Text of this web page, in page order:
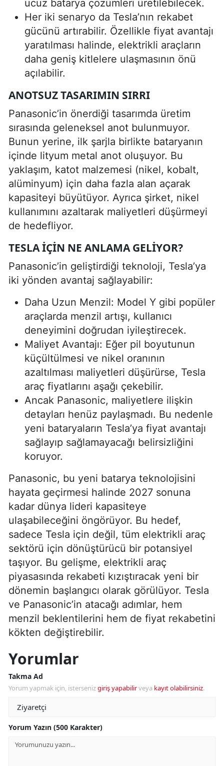
ucuz batarya çözümleri üretilebilecek.
Her iki senaryo da Tesla’nın rekabet
gücünü artırabilir. Özellikle fiyat avantajı
yaratılması halinde, elektrikli araçların
daha geniş kitlelere ulaşmasının önü
açılabilir.
ANOTSUZ TASARIMIN SIRRI
Panasonic’in önerdiği tasarımda üretim
sırasında geleneksel anot bulunmuyor.
Bunun yerine, ilk şarjla birlikte bataryanın
içinde lityum metal anot oluşuyor. Bu
yaklaşım, katot malzemesi (nikel, kobalt,
alüminyum) için daha fazla alan açarak
kapasiteyi büyütüyor. Ayrıca şirket, nikel
kullanımını azaltarak maliyetleri düşürmeyi
de hedefliyor.
TESLA İÇIN NE ANLAMA GELIYOR?
Panasonic’in geliştirdiği teknoloji, Tesla’ya
iki yönden avantaj sağlayabilir:
Daha Uzun Menzil: Model Y gibi popüler
araçlarda menzil artışı, kullanıcı
deneyimini doğrudan iyileştirecek.
Maliyet Avantajı: Eğer pil boyutunun
küçültülmesi ve nikel oranının
azaltılması maliyetleri düşürürse, Tesla
araç fiyatlarını aşağı çekebilir.
Ancak Panasonic, maliyetlere ilişkin
detayları henüz paylaşmadı. Bu nedenle
yeni bataryaların Tesla’ya fiyat avantajı
sağlayıp sağlamayacağı belirsizliğini
koruyor.
Panasonic, bu yeni batarya teknolojisini
hayata geçirmesi halinde 2027 sonuna
kadar dünya lideri kapasiteye
ulaşabileceğini öngörüyor. Bu hedef,
sadece Tesla için değil, tüm elektrikli araç
sektörü için dönüştürücü bir potansiyel
taşıyor. Bu gelişme, elektrikli araç
piyasasında rekabeti kızıştıracak yeni bir
dönemin başlangıcı olarak görülüyor. Tesla
ve Panasonic’in atacağı adımlar, hem
menzil beklentilerini hem de fiyat rekabetini
kökten değiştirebilir.
Yorumlar
Takma Ad
Yorum yapmak için, istersenizgiriş yapabilirveya kayıt olabilirsiniz.
Yorum Yazın (500 Karakter)